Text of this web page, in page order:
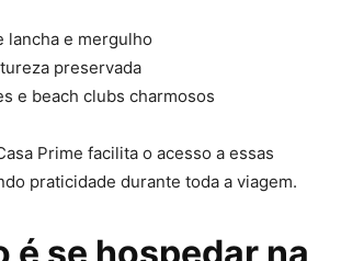
lancha e mergulho
preservada
e beach clubs charmosos
Prime facilita o acesso a essas
praticidade durante toda a viagem.